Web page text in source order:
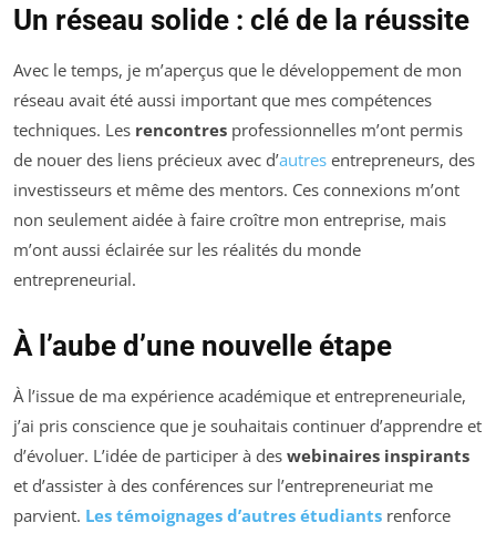
Un réseau solide : clé de la réussite
Avec le temps, je m’aperçus que le développement de mon
réseau avait été aussi important que mes compétences
techniques. Les rencontres professionnelles m’ont permis
de nouer des liens précieux avec d’autres entrepreneurs, des
investisseurs et même des mentors. Ces connexions m’ont
non seulement aidée à faire croître mon entreprise, mais
m’ont aussi éclairée sur les réalités du monde
entrepreneurial.
À l’aube d’une nouvelle étape
À l’issue de ma expérience académique et entrepreneuriale,
j’ai pris conscience que je souhaitais continuer d’apprendre et
d’évoluer. L’idée de participer à des webinaires inspirants
et d’assister à des conférences sur l’entrepreneuriat me
parvient. Les témoignages d’autres étudiants renforce